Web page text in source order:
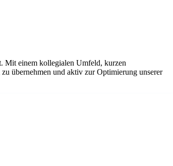
Mit einem kollegialen Umfeld, kurzen
übernehmen und aktiv zur Optimierung unserer